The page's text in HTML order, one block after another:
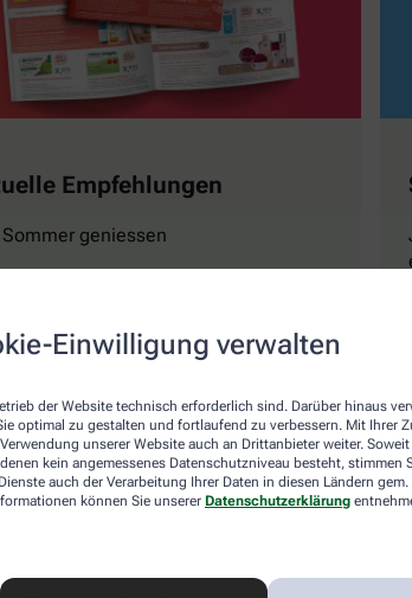
Einwilligung verwalten
der Website technisch erforderlich sind. Darüber hinaus
optimal zu gestalten und fortlaufend zu verbessern. Mit Ihrer
unserer Website auch an Drittanbieter weiter. Soweit
kein angemessenes Datenschutzniveau besteht, stimmen
auch der Verarbeitung Ihrer Daten in diesen Ländern
können Sie unserer Datenschutzerklärung
Empfehlungen
geniessen
erfahren
Magazin GESUND